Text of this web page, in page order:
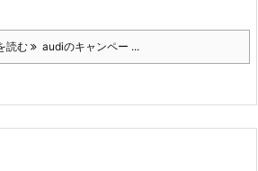
読む audiのキャンペー ...